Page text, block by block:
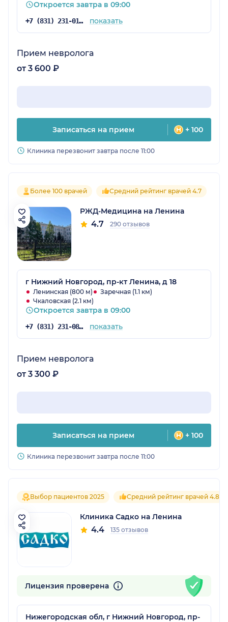
Откроется завтра в 09:00
+7 (831) 231-01-69 показать
Прием невролога
от 3 600 ₽
Записаться на прием + 100
Клиника перезвонит завтра после 11:00
Более 100 врачей Средний рейтинг врачей 4.7
РЖД-Медицина на Ленина
4.7 290 отзывов
г Нижний Новгород, пр-кт Ленина, д 18
Ленинская (800 м)
Заречная (1.1 км)
Чкаловская (2.1 км)
Откроется завтра в 09:00
+7 (831) 231-08-37 показать
Прием невролога
от 3 300 ₽
Записаться на прием + 100
Клиника перезвонит завтра после 11:00
Выбор пациентов 2025 Средний рейтинг врачей 4.8
Клиника Садко на Ленина
4.4 135 отзывов
Лицензия проверена
Нижегородская обл, г Нижний Новгород, пр-